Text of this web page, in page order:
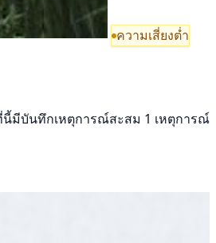
ความเสี่ยงต่ำ
นี้มีบันทึกเหตุการณ์สะสม 1 เหตุการณ์